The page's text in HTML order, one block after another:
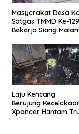
Rumah
TMMD Ke-129 TA
0208/Asahan,
Bahri Bahagia
Terwujud
Masyarakat Desa
Satgas TMMD Ke-
Bekerja Siang
Laju Kencang
Berujung
Xpander Hantam